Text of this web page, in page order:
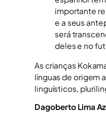
importante
e a seus
será
deles e no
As crianças
línguas de origem
linguísticos,
Dagoberto Lima